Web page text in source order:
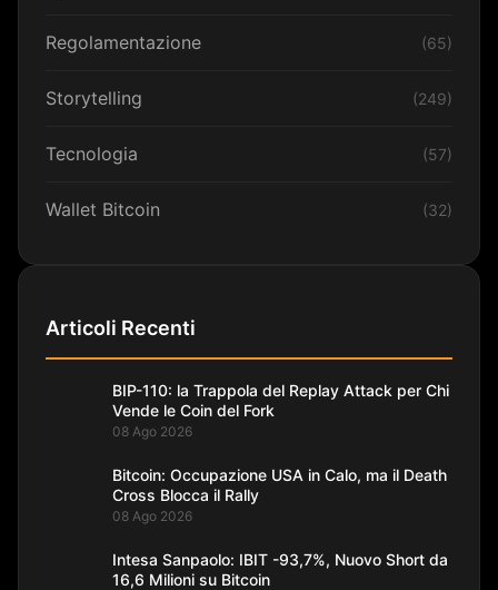
Regolamentazione (65)
Storytelling (249)
Tecnologia (57)
Wallet Bitcoin (32)
Articoli Recenti
BIP-110: la Trappola del Replay Attack per Chi
Vende le Coin del Fork
08 Ago 2026
Bitcoin: Occupazione USA in Calo, ma il Death
Cross Blocca il Rally
08 Ago 2026
Intesa Sanpaolo: IBIT -93,7%, Nuovo Short da
16,6 Milioni su Bitcoin